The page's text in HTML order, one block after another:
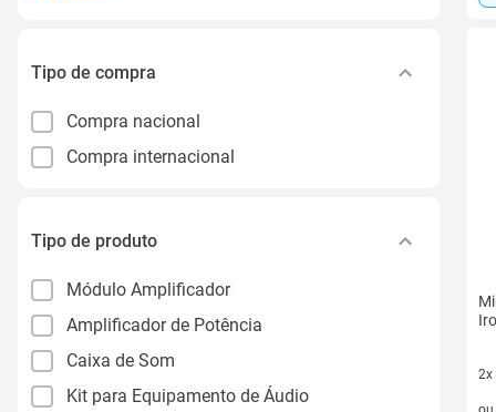
Tipo de compra
Compra nacional
Compra internacional
Tipo de produto
Módulo Amplificador
Amplificador de Potência
Caixa de Som
Kit para Equipamento de Áudio
2x
2